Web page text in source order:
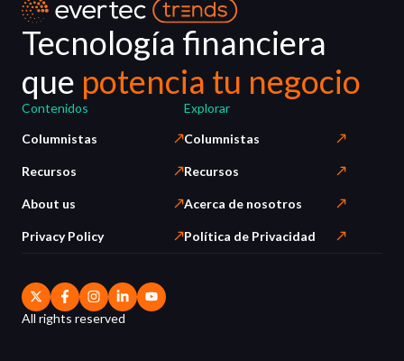
Tecnología financiera
que potencia tu negocio
Contenidos
Columnistas
Recursos
About us
Privacy Policy
Explorar
Columnistas
Recursos
Acerca de nosotros
Política de Privacidad
All rights reserved